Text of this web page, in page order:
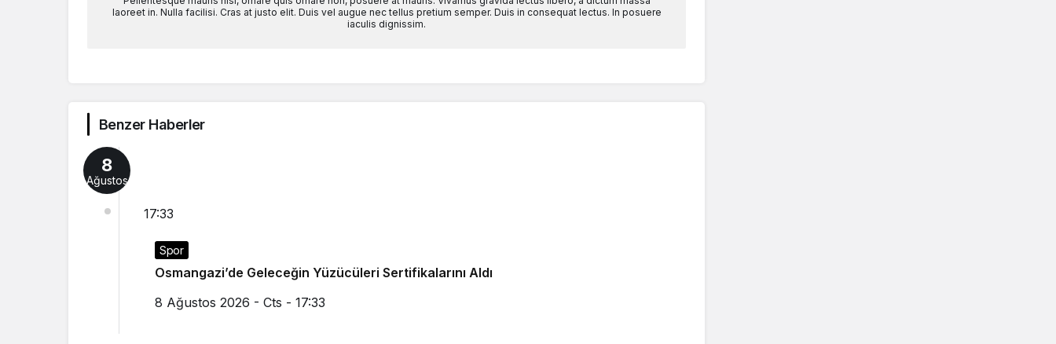
laoreet in. Nulla facilisi. Cras at justo elit. Duis vel augue nec tellus pretium semper. Duis in consequat lectus. In posuere
iaculis dignissim.
Benzer Haberler
8
Ağustos
17:33
Spor
Osmangazi’de Geleceğin Yüzücüleri Sertifikalarını Aldı
8 Ağustos 2026 - Cts - 17:33